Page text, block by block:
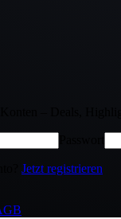
Jetzt registrieren